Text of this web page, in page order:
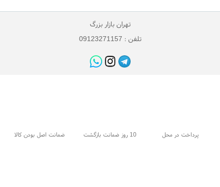
تهران بازار بزرگ
تلفن : 09123271157